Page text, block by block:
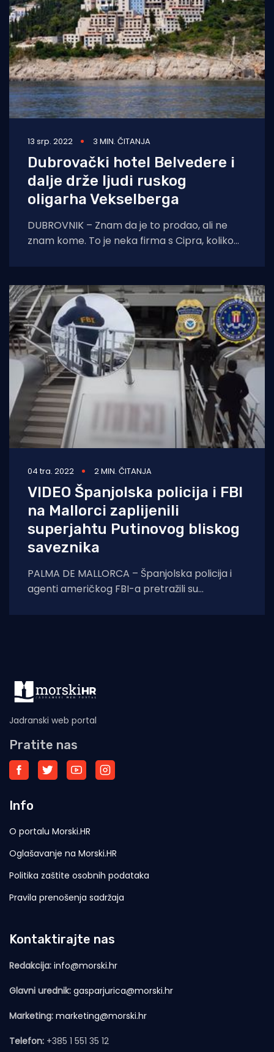
13 srp. 2022 3 MIN. ČITANJA
Dubrovački hotel Belvedere i
dalje drže ljudi ruskog
oligarha Vekselberga
DUBROVNIK – Znam da je to prodao, ali ne
znam kome. To je neka firma s Cipra, koliko
04 tra. 2022 2 MIN. ČITANJA
VIDEO Španjolska policija i FBI
na Mallorci zaplijenili
superjahtu Putinovog bliskog
saveznika
PALMA DE MALLORCA – Španjolska policija i
agenti američkog FBI-a pretražili su
Jadranski web portal
Pratite nas
Info
O portalu Morski.HR
Oglašavanje na Morski.HR
Politika zaštite osobnih podataka
Pravila prenošenja sadržaja
Kontaktirajte nas
Redakcija: info@morski.hr
Glavni urednik: gasparjurica@morski.hr
Marketing: marketing@morski.hr
Telefon: +385 1 551 35 12